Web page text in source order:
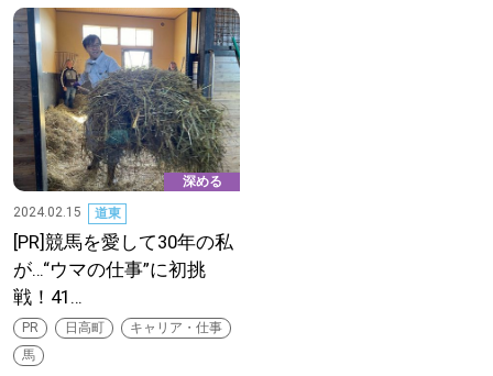
深める
2024.02.15
道東
[PR]競馬を愛して30年の私
が…“ウマの仕事”に初挑
戦！41…
PR 日高町
キャリア・仕事
馬